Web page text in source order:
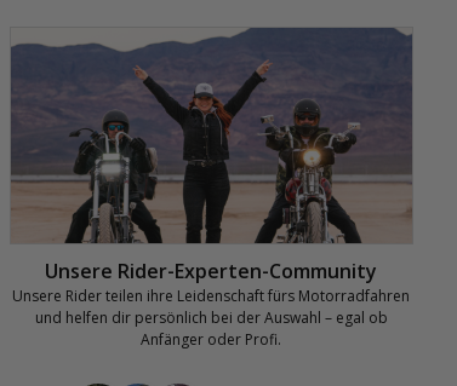
Unsere Rider-Experten-Community
Unsere Rider teilen ihre Leidenschaft fürs Motorradfahren
und helfen dir persönlich bei der Auswahl – egal ob
Anfänger oder Profi.